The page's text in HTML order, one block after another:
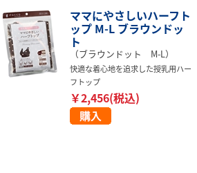
ママにやさしいハーフト
ップ M-L ブラウンドッ
ト
（ブラウンドット M-L）
快適な着心地を追求した授乳用ハー
フトップ
￥2,456(税込)